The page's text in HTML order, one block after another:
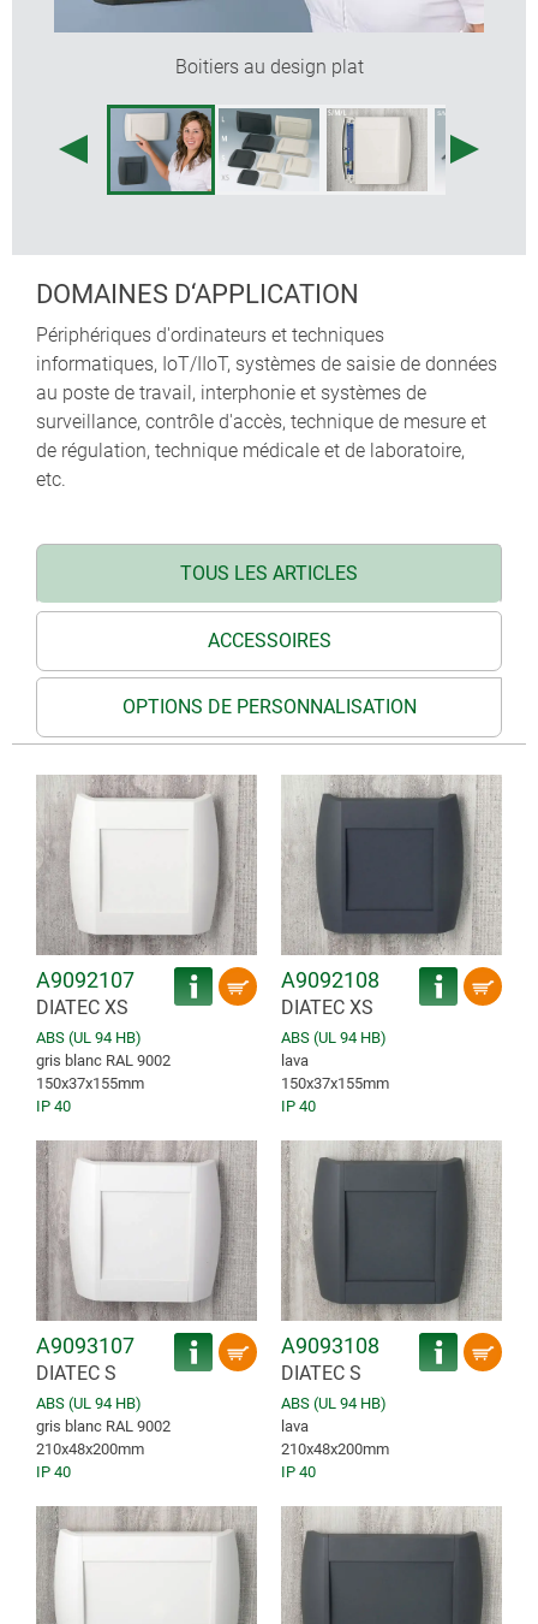
subdiviser l‘espace interne, par ex. pour empêcher
tout contact avec la partie électronique lors d’un
changement des piles (accessoires pour S, M, L)
obturateurs amovibles, un avantage pour les
opérations de câblage ou le changement des piles
(S, M, L)
Boitiers au design plat
DOMAINES D‘APPLICATION
Périphériques d'ordinateurs et techniques
informatiques, IoT/IIoT, systèmes de saisie de données
au poste de travail, interphonie et systèmes de
surveillance, contrôle d'accès, technique de mesure et
de régulation, technique médicale et de laboratoire,
etc.
TOUS LES ARTICLES
ACCESSOIRES
OPTIONS DE PERSONNALISATION
A9092107
DIATEC XS
ABS (UL 94 HB)
gris blanc RAL 9002
150x37x155mm
IP 40
A9092108
DIATEC XS
ABS (UL 94 HB)
lava
150x37x155mm
IP 40
A9093107
DIATEC S
ABS (UL 94 HB)
gris blanc RAL 9002
210x48x200mm
IP 40
A9093108
DIATEC S
ABS (UL 94 HB)
lava
210x48x200mm
IP 40